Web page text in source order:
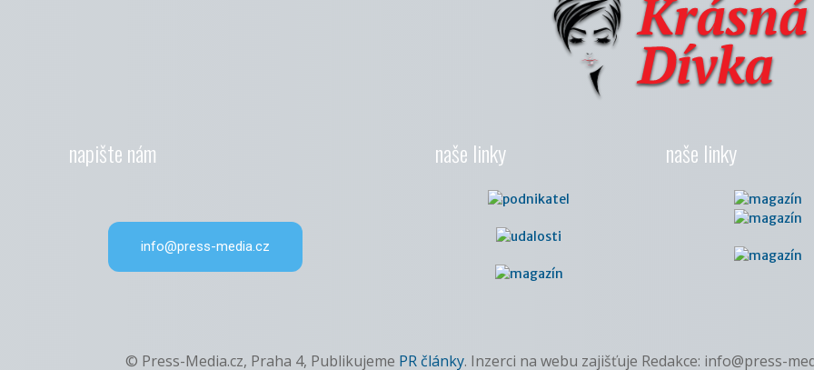
napište nám
info@press-media.cz
naše linky naše linky
© Press-Media.cz, Praha 4, Publikujeme PR články. Inzerci na webu zajišťuje Redakce: info@press-